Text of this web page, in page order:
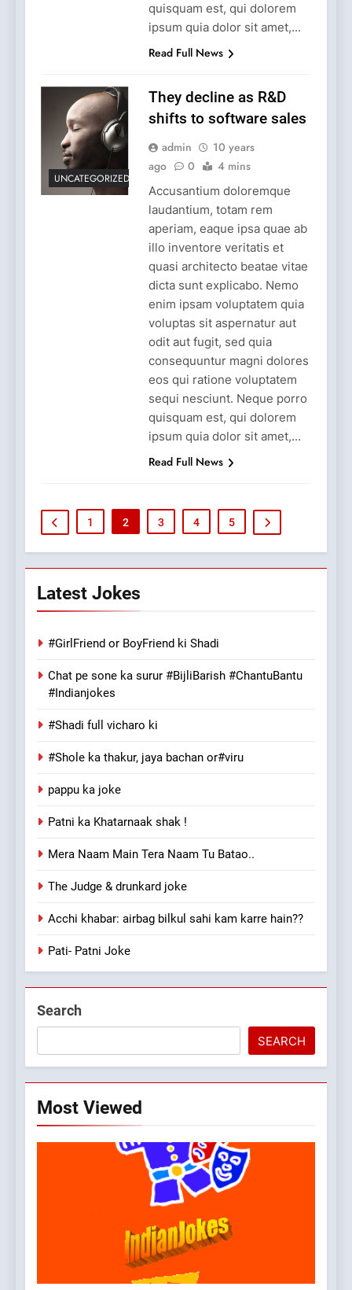
quisquam est, qui dolorem
ipsum quia dolor sit amet,...
Read Full News
UNCATEGORIZED
They decline as R&D
shifts to software sales
admin
10 years
ago
0 4 mins
Accusantium doloremque
laudantium, totam rem
aperiam, eaque ipsa quae ab
illo inventore veritatis et
quasi architecto beatae vitae
dicta sunt explicabo. Nemo
enim ipsam voluptatem quia
voluptas sit aspernatur aut
odit aut fugit, sed quia
consequuntur magni dolores
eos qui ratione voluptatem
sequi nesciunt. Neque porro
quisquam est, qui dolorem
ipsum quia dolor sit amet,...
Read Full News
1 2 3 4 5
Latest Jokes
#GirlFriend or BoyFriend ki Shadi
Chat pe sone ka surur #BijliBarish #ChantuBantu
#Indianjokes
#Shadi full vicharo ki
#Shole ka thakur, jaya bachan or#viru
pappu ka joke
Patni ka Khatarnaak shak !
Mera Naam Main Tera Naam Tu Batao..
The Judge & drunkard joke
Acchi khabar: airbag bilkul sahi kam karre hain??
Pati- Patni Joke
Search
SEARCH
Most Viewed
pappu ka joke
FEATURED JOKES
Patni ka Khatarnaak shak !